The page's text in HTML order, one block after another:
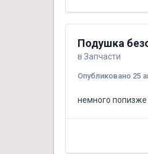
Подушка
в Запчасти
Опубликовано 25
немного попизже